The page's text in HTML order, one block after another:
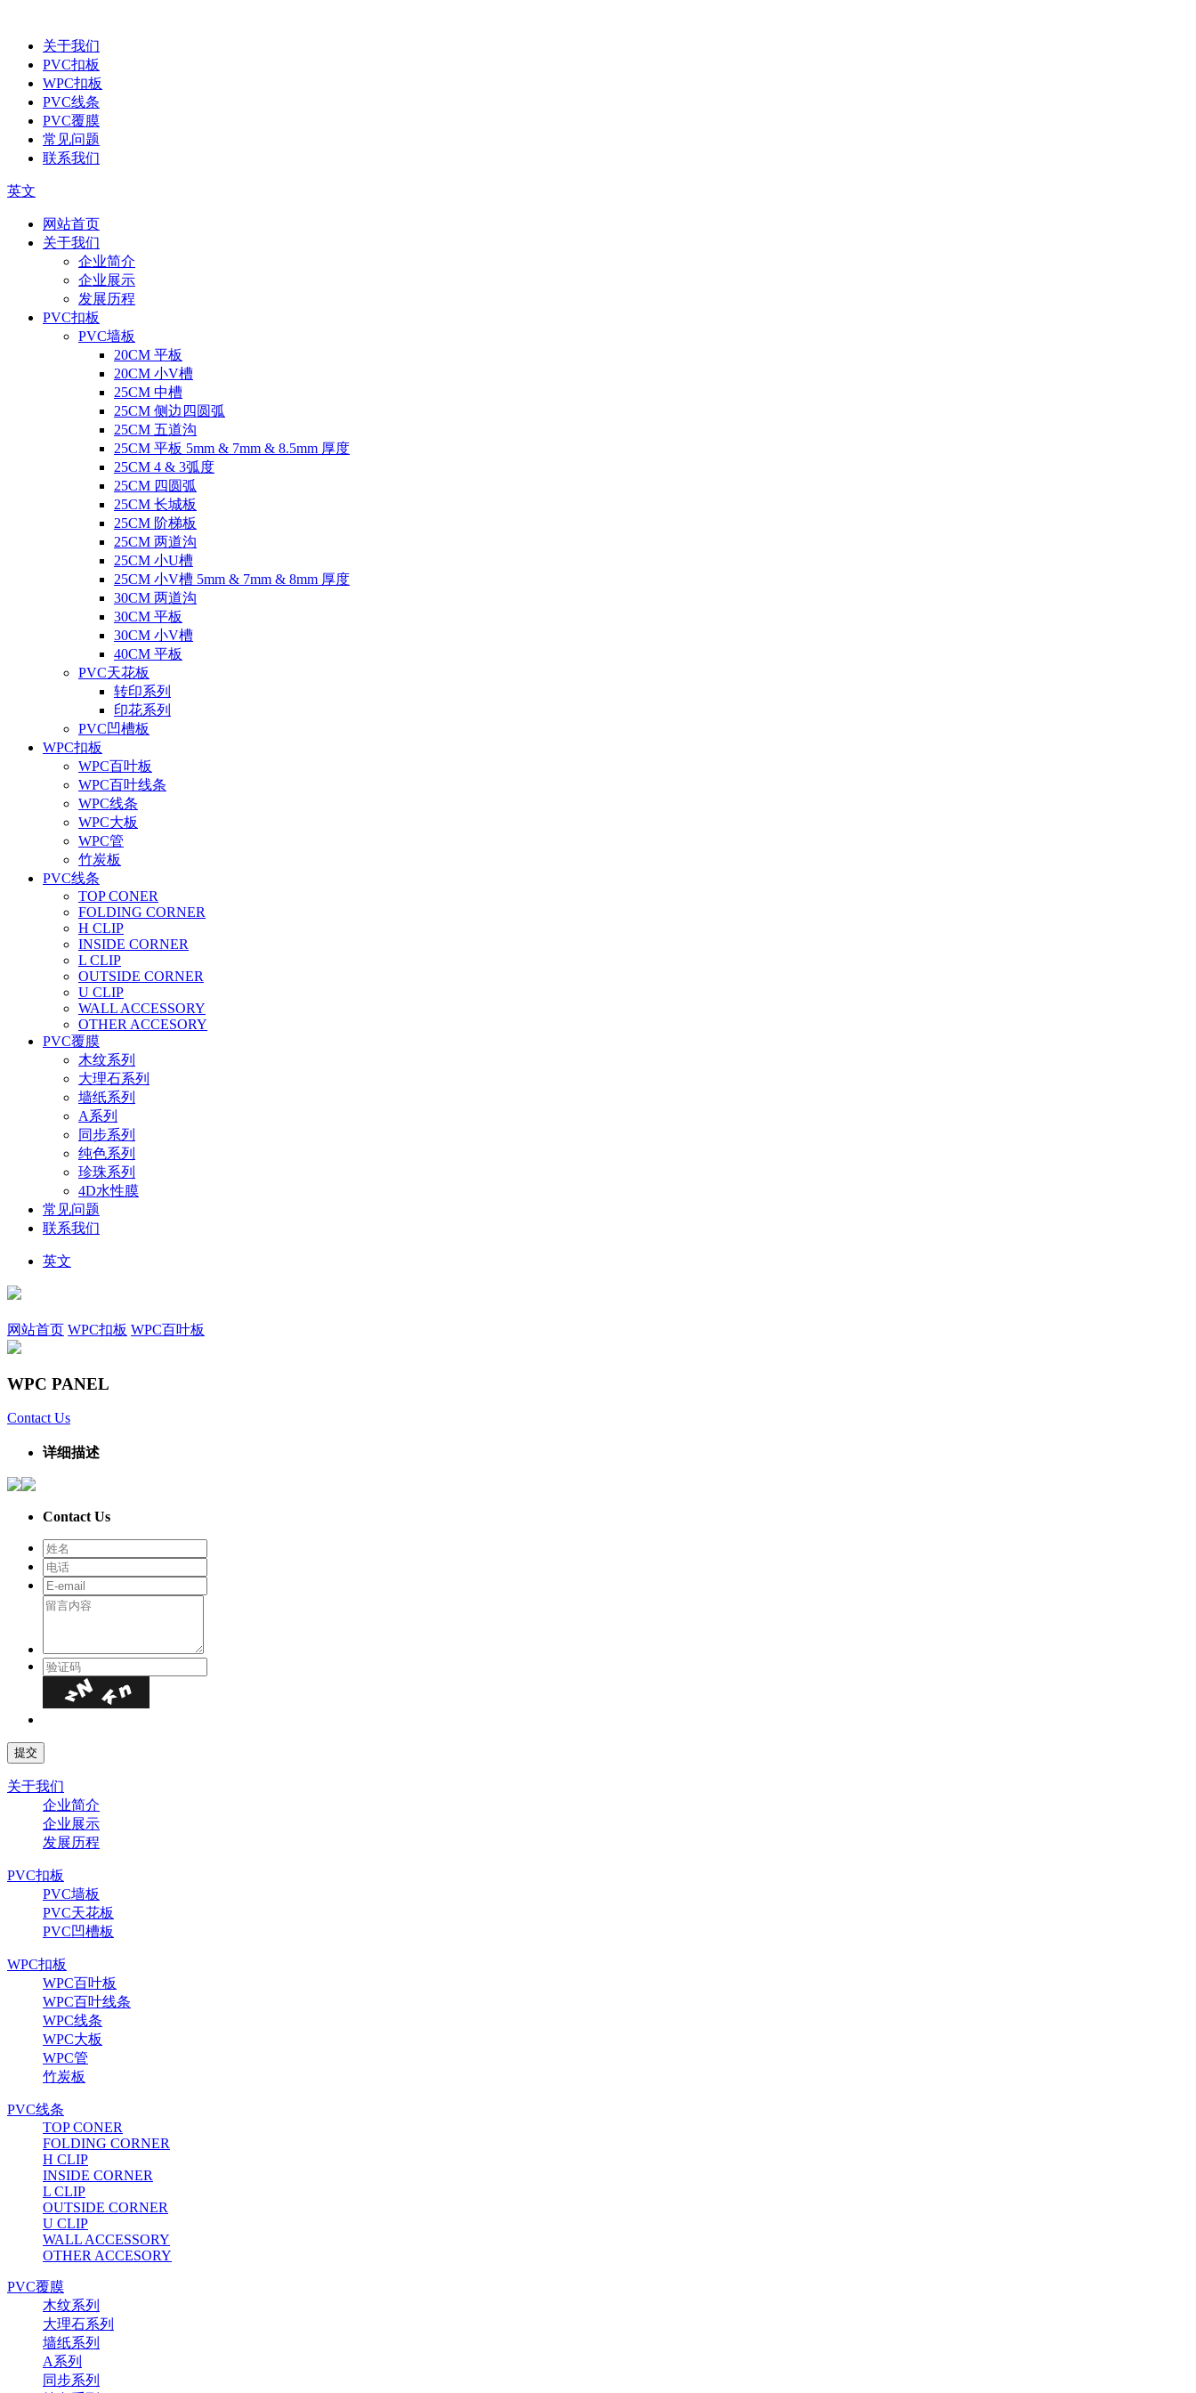
关于我们
PVC扣板
WPC扣板
PVC线条
PVC覆膜
常见问题
联系我们
英文
网站首页
关于我们
企业简介
企业展示
发展历程
PVC扣板
PVC墙板
20CM 平板
20CM 小V槽
25CM 中槽
25CM 侧边四圆弧
25CM 五道沟
25CM 平板 5mm & 7mm & 8.5mm 厚度
25CM 4 & 3弧度
25CM 四圆弧
25CM 长城板
25CM 阶梯板
25CM 两道沟
25CM 小U槽
25CM 小V槽 5mm & 7mm & 8mm 厚度
30CM 两道沟
30CM 平板
30CM 小V槽
40CM 平板
PVC天花板
转印系列
印花系列
PVC凹槽板
WPC扣板
WPC百叶板
WPC百叶线条
WPC线条
WPC大板
WPC管
竹炭板
PVC线条
TOP CONER
FOLDING CORNER
H CLIP
INSIDE CORNER
L CLIP
OUTSIDE CORNER
U CLIP
WALL ACCESSORY
OTHER ACCESORY
PVC覆膜
木纹系列
大理石系列
墙纸系列
A系列
同步系列
纯色系列
珍珠系列
4D水性膜
常见问题
联系我们
英文
网站首页 WPC扣板 WPC百叶板
WPC PANEL
Contact Us
详细描述
Contact Us
关于我们
企业简介
企业展示
发展历程
PVC扣板
PVC墙板
PVC天花板
PVC凹槽板
WPC扣板
WPC百叶板
WPC百叶线条
WPC线条
WPC大板
WPC管
竹炭板
PVC线条
TOP CONER
FOLDING CORNER
H CLIP
INSIDE CORNER
L CLIP
OUTSIDE CORNER
U CLIP
WALL ACCESSORY
OTHER ACCESORY
PVC覆膜
木纹系列
大理石系列
墙纸系列
A系列
同步系列